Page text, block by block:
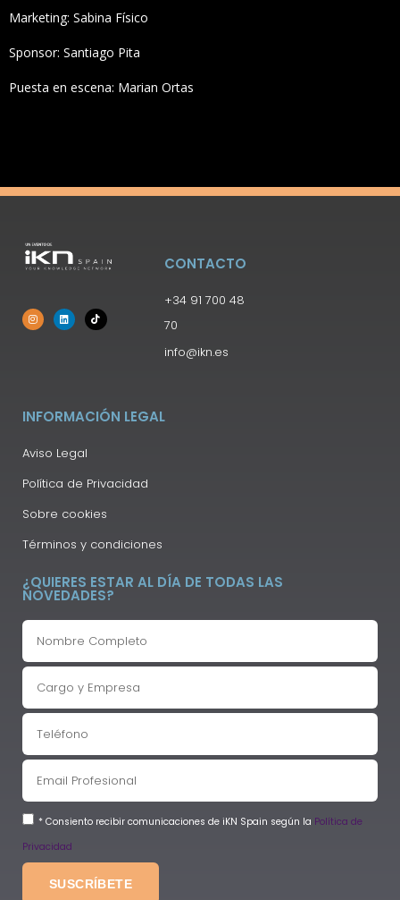
Marketing: Sabina Físico
Sponsor: Santiago Pita
Puesta en escena: Marian Ortas
CONTACTO
+34 91 700 48
70
info@ikn.es
INFORMACIÓN LEGAL
Aviso Legal
Política de Privacidad
Sobre cookies
Términos y condiciones
¿QUIERES ESTAR AL DÍA DE TODAS LAS
NOVEDADES?
* Consiento recibir comunicaciones de iKN Spain según la Política de
Privacidad
SUSCRÍBETE